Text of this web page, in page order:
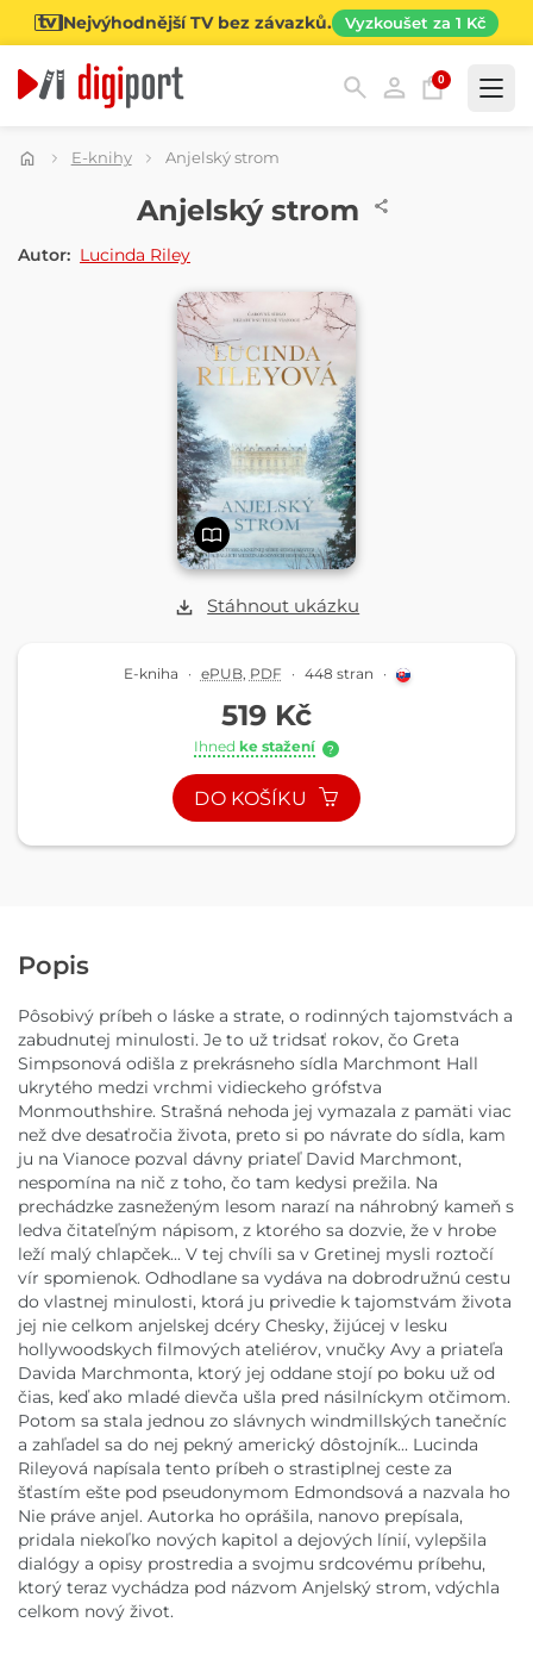
Nejvýhodnější TV bez závazků. Vyzkoušet za 1 Kč
0
Kategorie
E-knihy Anjelský strom
Stáhnout ukázku
Anjelský strom
Autor: Lucinda Riley
E-kniha · ePUB, PDF · 448 stran ·
519 Kč
Ihned ke stažení ?
DO KOŠÍKU
Popis
Pôsobivý príbeh o láske a strate, o rodinných tajomstvách a
zabudnutej minulosti. Je to už tridsať rokov, čo Greta
Simpsonová odišla z prekrásneho sídla Marchmont Hall
ukrytého medzi vrchmi vidieckeho grófstva
Monmouthshire. Strašná nehoda jej vymazala z pamäti viac
než dve desaťročia života, preto si po návrate do sídla, kam
ju na Vianoce pozval dávny priateľ David Marchmont,
nespomína na nič z toho, čo tam kedysi prežila. Na
prechádzke zasneženým lesom narazí na náhrobný kameň s
ledva čitateľným nápisom, z ktorého sa dozvie, že v hrobe
leží malý chlapček... V tej chvíli sa v Gretinej mysli roztočí
vír spomienok. Odhodlane sa vydáva na dobrodružnú cestu
do vlastnej minulosti, ktorá ju privedie k tajomstvám života
jej nie celkom anjelskej dcéry Chesky, žijúcej v lesku
hollywoodskych filmových ateliérov, vnučky Avy a priateľa
Davida Marchmonta, ktorý jej oddane stojí po boku už od
čias, keď ako mladé dievča ušla pred násilníckym otčimom.
Potom sa stala jednou zo slávnych windmillských tanečníc
a zahľadel sa do nej pekný americký dôstojník... Lucinda
Rileyová napísala tento príbeh o strastiplnej ceste za
šťastím ešte pod pseudonymom Edmondsová a nazvala ho
Nie práve anjel. Autorka ho oprášila, nanovo prepísala,
pridala niekoľko nových kapitol a dejových línií, vylepšila
dialógy a opisy prostredia a svojmu srdcovému príbehu,
ktorý teraz vychádza pod názvom Anjelský strom, vdýchla
celkom nový život.